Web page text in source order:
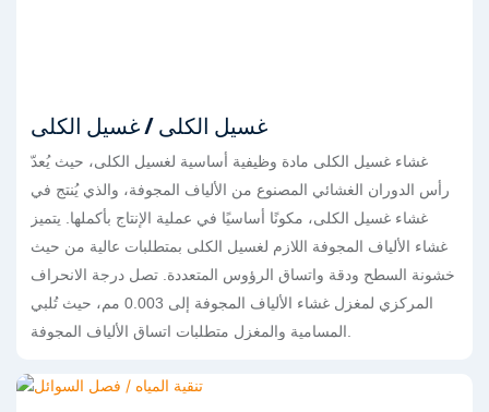
غسيل الكلى / غسيل الكلى
غشاء غسيل الكلى مادة وظيفية أساسية لغسيل الكلى، حيث يُعدّ
رأس الدوران الغشائي المصنوع من الألياف المجوفة، والذي يُنتج في
غشاء غسيل الكلى، مكونًا أساسيًا في عملية الإنتاج بأكملها. يتميز
غشاء الألياف المجوفة اللازم لغسيل الكلى بمتطلبات عالية من حيث
خشونة السطح ودقة واتساق الرؤوس المتعددة. تصل درجة الانحراف
المركزي لمغزل غشاء الألياف المجوفة إلى 0.003 مم، حيث تُلبي